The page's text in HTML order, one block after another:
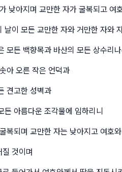
낮아지며 교만한 자가 굴복되고 여
날이 모든 교만한 자와 거만한 자와
모든 백향목과 바산의 모든 상수리
아 오른 작은 언덕과
견고한 성벽과
든 아름다운 조각물에 임하리니
복되며 교만한 자는 낮아지고 여호
것이며